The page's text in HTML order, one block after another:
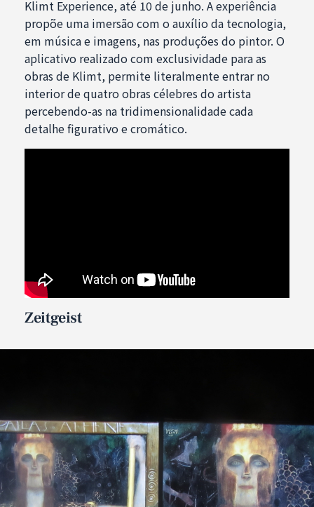
Klimt Experience, até 10 de junho. A experiência
propõe uma imersão com o auxílio da tecnologia,
em música e imagens, nas produções do pintor. O
aplicativo realizado com exclusividade para as
obras de Klimt, permite literalmente entrar no
interior de quatro obras célebres do artista
percebendo-as na tridimensionalidade cada
detalhe figurativo e cromático.
Zeitgeist